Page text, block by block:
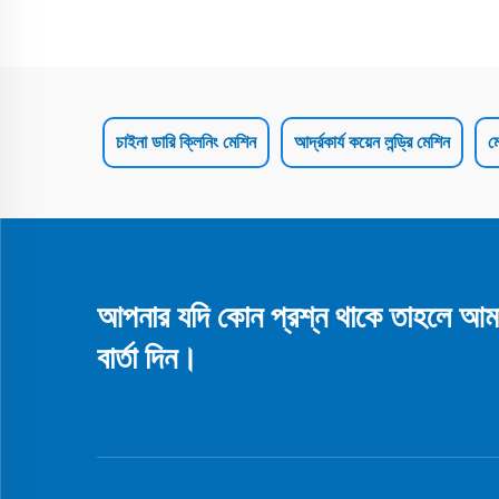
চাইনা ডারি ক্লিনিং মেশিন আর্দ্রকার্য কয়েন লন্ড্রি মেশিন
আপনার যদি কোন প্রশ্ন থাকে তাহলে
বার্তা দিন।